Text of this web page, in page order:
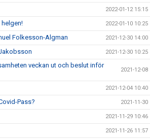
2022-01-12 15:15
2022-01-10 10:25
Folkesson-Algman 2021-12-30 14:00
2021-12-30 10:25
veckan ut och beslut inför
2021-12-08
2021-12-04 10:40
Pass? 2021-11-30
2021-11-29 10:46
2021-11-26 11:57